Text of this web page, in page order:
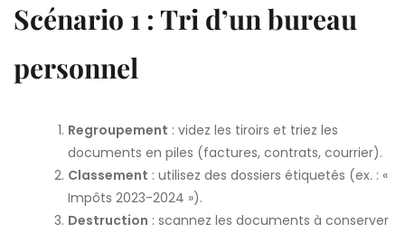
Scénario 1 : Tri d’un bureau
personnel
Regroupement : videz les tiroirs et triez les
documents en piles (factures, contrats, courrier).
Classement : utilisez des dossiers étiquetés (ex. : «
Impôts 2023-2024 »).
Destruction : scannez les documents à conserver